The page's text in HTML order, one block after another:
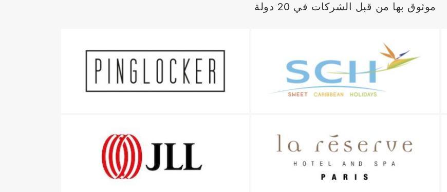
موثوق بها من قبل الشركات في 20 دولة